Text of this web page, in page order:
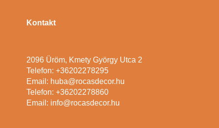
Kontakt
2096 Üröm, Kmety György Utca 2
Telefon: +36202278295
Email: huba@rocasdecor.hu
Telefon: +36202278860
Email: info@rocasdecor.hu